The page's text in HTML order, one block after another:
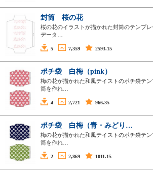
封筒 桜の花
桜の花のイラストが描かれた封筒のテンプ
データ…
5 7,359 2593.15
ポチ袋 白梅（pink）
梅の花が描かれた和風テイストのポチ袋テ
筒を作れ…
4 2,721 966.35
ポチ袋 白梅（青・みどり…
梅の花が描かれた和風テイストのポチ袋テ
筒を作れ…
2 2,869 1011.15